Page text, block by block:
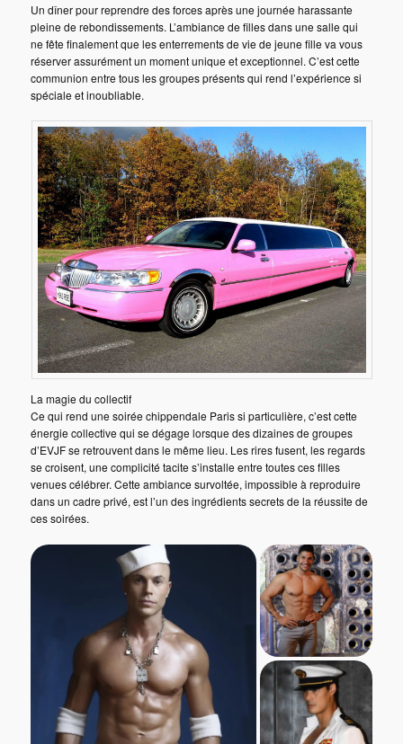
Un dîner pour reprendre des forces après une journée harassante
pleine de rebondissements. L’ambiance de filles dans une salle qui
ne fête finalement que les enterrements de vie de jeune fille va vous
réserver assurément un moment unique et exceptionnel. C’est cette
communion entre tous les groupes présents qui rend l’expérience si
spéciale et inoubliable.
La magie du collectif
Ce qui rend une soirée chippendale Paris si particulière, c’est cette
énergie collective qui se dégage lorsque des dizaines de groupes
d’EVJF se retrouvent dans le même lieu. Les rires fusent, les regards
se croisent, une complicité tacite s’installe entre toutes ces filles
venues célébrer. Cette ambiance survoltée, impossible à reproduire
dans un cadre privé, est l’un des ingrédients secrets de la réussite de
ces soirées.